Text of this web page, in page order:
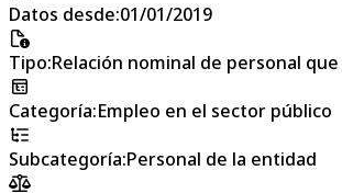
Datos desde:01/01/2019
Tipo:Relación nominal de personal
Categoría:Empleo en el sector público
Subcategoría:Personal de la entidad